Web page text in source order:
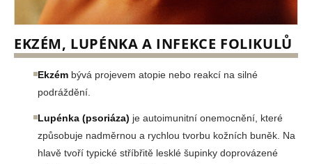
EKZÉM, LUPÉNKA A INFEKCE FOLIKULŮ
Ekzém bývá projevem atopie nebo reakcí na silné
podráždění.
Lupénka (psoriáza) je autoimunitní onemocnění, které
způsobuje nadměrnou a rychlou tvorbu kožních buněk. Na
hlavě tvoří typické stříbřitě lesklé šupinky doprovázené